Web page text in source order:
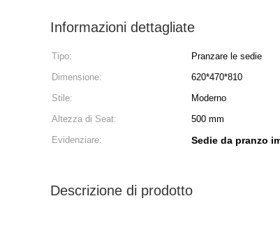
Informazioni dettagliate
Tipo: Pranzare le sedie
Dimensione:
620*470*810
Stile:
Moderno
Altezza di Seat:
500 mm
Evidenziare:
Sedie da pranzo
Descrizione di prodotto